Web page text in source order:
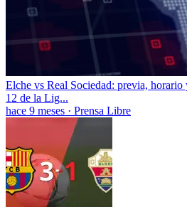
Elche vs Real Sociedad: previa, horario
12 de la Lig...
hace 9 meses · Prensa Libre